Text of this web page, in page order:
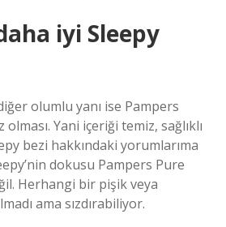
iyi Sleepy
olumlu yanı ise Pampers
olması. Yani içeriği temiz, sağlıklı
bezi hakkındaki yorumlarıma
dokusu Pampers Pure
Herhangi bir pişik veya
ama sızdırabiliyor.